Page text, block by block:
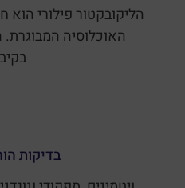
הליקובקטור פילורי
האוכלוסיה
בדיקות